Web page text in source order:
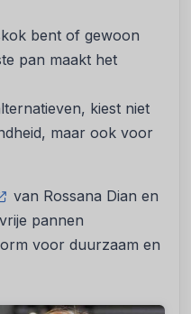
bent of gewoon
pan maakt het
kiest niet
maar ook voor
van Rossana Dian en
pannen
voor duurzaam en